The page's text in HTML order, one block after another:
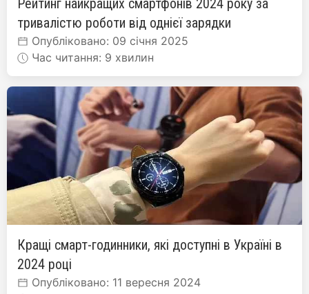
тривалістю роботи від однієї зарядки
Опубліковано: 09 січня 2025
Час читання: 9 хвилин
Кращі смарт-годинники, які доступні в Україні в
2024 році
Опубліковано: 11 вересня 2024